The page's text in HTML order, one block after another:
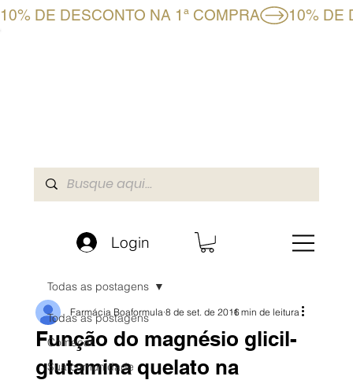
10% DE DESCONTO NA 1ª COMPRA
Login
Todas as postagens
Começar
Sua comunidade
Todas as postagens
Função do magnésio glicil-
glutamina quelato na
Farmácia Boaformula 8 de set. de 20161 min de leitura